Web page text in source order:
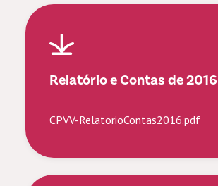
Relatório e Contas de 2016
CPVV-RelatorioContas2016.pdf